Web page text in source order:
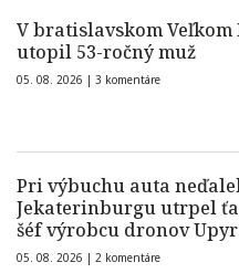
V bratislavskom Veľkom
utopil 53-ročný muž
05. 08. 2026 | 3 komentáre
Pri výbuchu auta
Jekaterinburgu utrpel
šéf výrobcu dronov Upyr
05. 08. 2026 | 2 komentáre